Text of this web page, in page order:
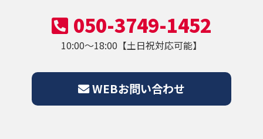
050-3749-1452
10:00～18:00【土日祝対応可能】
WEBお問い合わせ